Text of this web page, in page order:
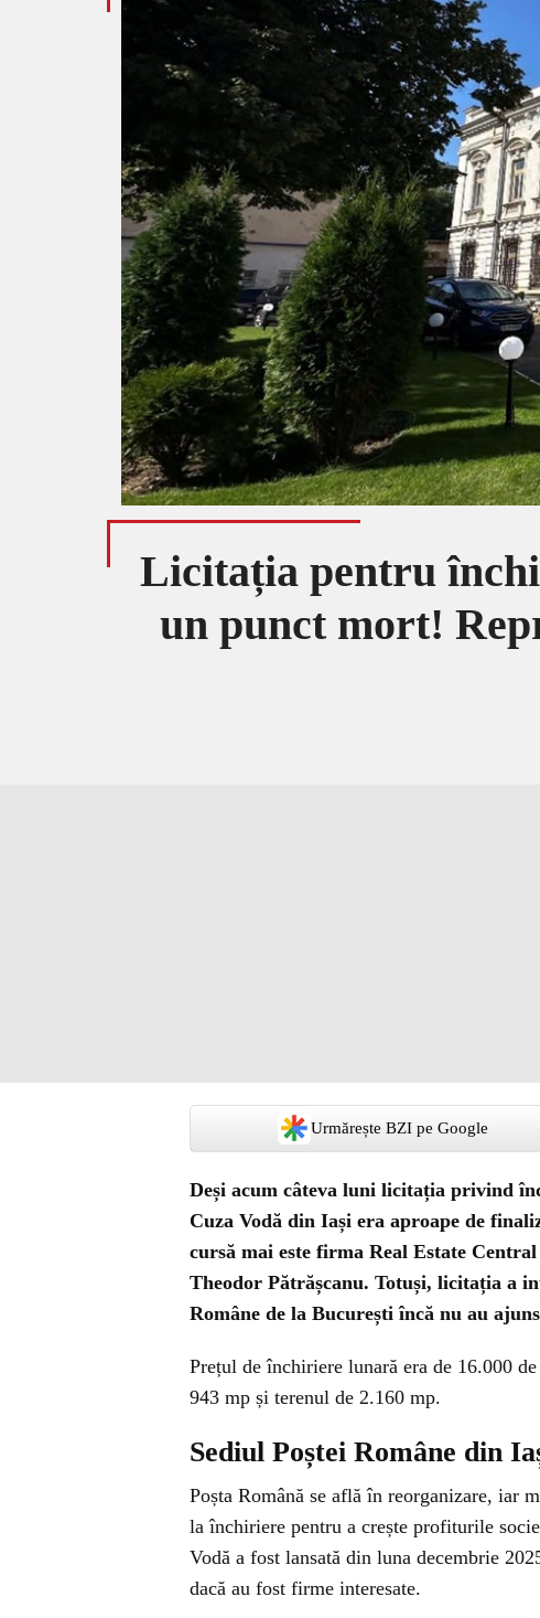
Licitația pentru
un punct mort!
Urmărește BZI pe Google
Deși acum câteva luni licitația privind
Cuza Vodă din Iași era aproape de
cursă mai este firma Real Estate
Theodor Pătrășcanu. Totuși, licitația a
Române de la București încă nu au
Prețul de închiriere lunară era de 16.000
943 mp și terenul de 2.160 mp.
Sediul Poștei Române din
Poșta Română se află în reorganizare, iar
la închiriere pentru a crește profiturile
Vodă a fost lansată din luna decembrie
dacă au fost firme interesate.